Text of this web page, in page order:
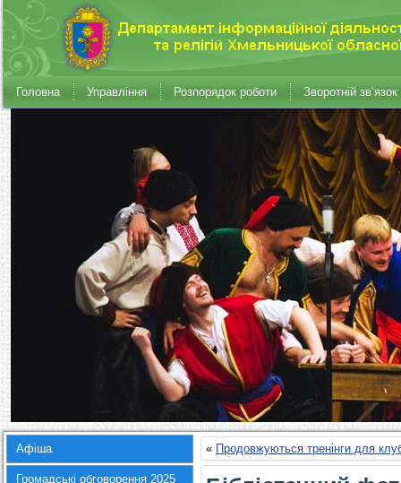
Головна Управління Розпорядок роботи Зворотній зв’язок
Афіша
Громадські обговорення 2025
« Продовжуються тренінги для